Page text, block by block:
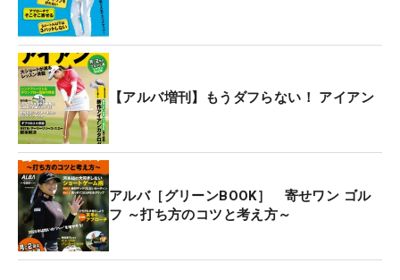
【アルバ増刊】もうダフらない！ アイアン
アルバ［グリーンBOOK］ 寄せワン ゴル
フ ～打ち方のコツと考え方～